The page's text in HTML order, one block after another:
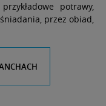
potrawy,
przez obiad,